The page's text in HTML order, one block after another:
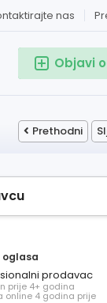
nas
Objavi
Prethodni
oglasa
prodavac
prije 4+ godina
online 4 godina prije